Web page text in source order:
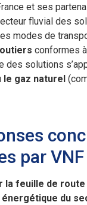
et ses
fluvial des
modes de
conformes
des solutions
le gaz naturel
par VNF
la feuille de
du